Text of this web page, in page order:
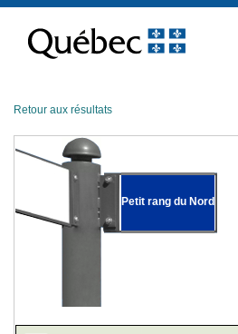
contenu
Retour aux résultats
Petit rang du Nord